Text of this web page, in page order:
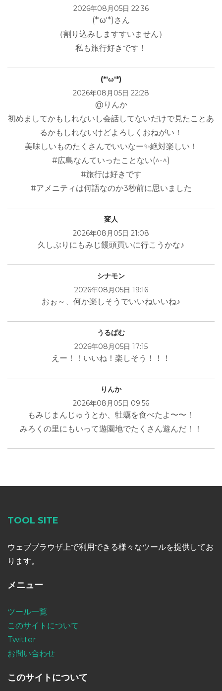
2026年08月05日 22:36
(*'ω'*)さん
（割り込みしますすいません）
私も旅行好きです！
(*'ω'*)
2026年08月05日 22:28
@りんか
初めましてかもしれないし会話してないだけで見たことあ
るかもしれないけどよろしくおねがい！
美味しいものたくさんでいいなー✨絶対楽しい！
#広島なんていったことない(^-^)
#旅行は好きです
#アメニティは何語なのか3秒前に思いました
変人
2026年08月05日 21:08
久しぶりにもみじ饅頭買いに行こうかな♪
シナモン
2026年08月05日 19:16
おぉ～、何か楽しそうでいいねいいね♪
うるぱむ
2026年08月05日 17:15
えー！！いいね！楽しそう！！！
りんか
2026年08月05日 09:56
もみじまんじゅうとか、牡蠣を食べたよ〜〜！
みろくの里にもいって遊園地でたくさん遊んだ！！
TOOL SITE
ウェブブラウザ上で利用できる様々なツールを提供してお
ります。
メニュー
ツール一覧
このサイトについて
Twitter
お問い合わせ
このサイトについて